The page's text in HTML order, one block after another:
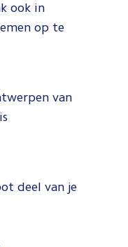
ook in
op te
van
deel van je